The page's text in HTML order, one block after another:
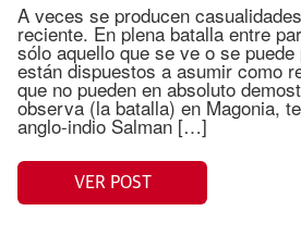
A veces se producen
reciente. En plena batalla entre
sólo aquello que se ve o se
están dispuestos a asumir como
que no pueden en absoluto
observa (la batalla) en Magonia,
anglo-indio Salman […]
VER POST